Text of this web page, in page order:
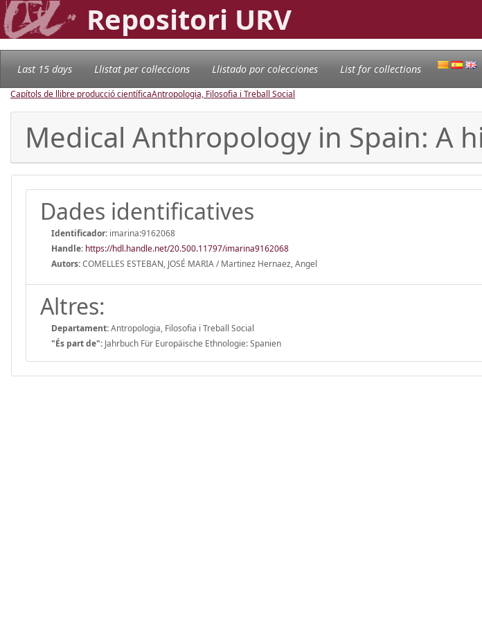
Repositori URV
Last 15 days Llistat per col·leccions Llistado por colecciones List for collections
Capítols de llibre producció científicaAntropologia, Filosofia i Treball Social
Medical Anthropology in Spain: A
Dades identificatives
Identificador: imarina:9162068
Handle: https://hdl.handle.net/20.500.11797/imarina9162068
Autors:COMELLES ESTEBAN, JOSÉ MARIA / Martinez Hernaez, Angel
Altres:
Departament:Antropologia, Filosofia i Treball Social
"És part de": Jahrbuch Für Europäische Ethnologie: Spanien